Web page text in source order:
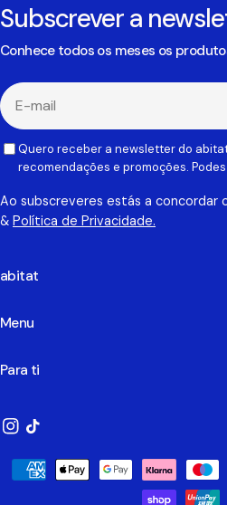
Subscrever a
Conhece todos os meses os
E-
mail
Quero receber a newsletter do
recomendações e promoções.
Ao subscreveres estás a concordar
& Política de Privacidade.
abitat
Menu
Para ti
Instagram
TikTok
Métodos